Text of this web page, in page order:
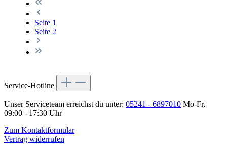
Seite 1
Seite 2
Service-Hotline
Unser Serviceteam erreichst du unter: 05241 - 6897010 Mo-Fr,
09:00 - 17:30 Uhr
Zum Kontaktformular
Vertrag widerrufen